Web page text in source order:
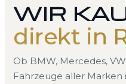
WIR
direkt in
Ob BMW, Mercedes,
Fahrzeuge aller Marken